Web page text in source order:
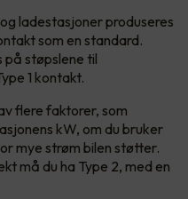
ladestasjoner produseres
som en standard.
på støpslene til
1 kontakt.
flere faktorer, som
kW, om du bruker
mye strøm bilen støtter.
må du ha Type 2, med en